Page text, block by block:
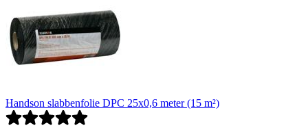
Handson slabbenfolie DPC 25x0,6 meter (15 m²)